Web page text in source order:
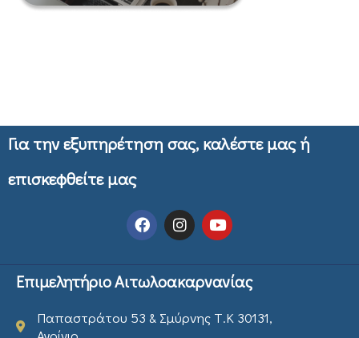
Για την εξυπηρέτηση σας, καλέστε μας ή
επισκεφθείτε μας
Επιμελητήριο Αιτωλοακαρνανίας
Παπαστράτου 53 & Σμύρνης Τ.Κ 30131,